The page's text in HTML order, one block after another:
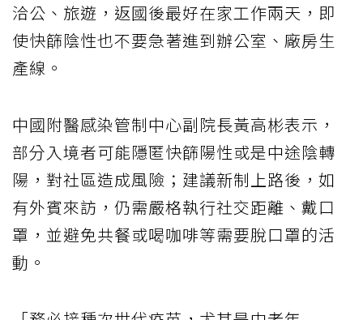
洽公、旅遊，返國後最好在家工作兩天，即
使快篩陰性也不要急著進到辦公室、廠房生
產線。
中國附醫感染管制中心副院長黃高彬表示，
部分入境者可能隱匿快篩陽性或是中途陰轉
陽，對社區造成風險；建議新制上路後，如
有外賓來訪，仍需嚴格執行社交距離、戴口
罩，並避免共餐或喝咖啡等需要脫口罩的活
動。